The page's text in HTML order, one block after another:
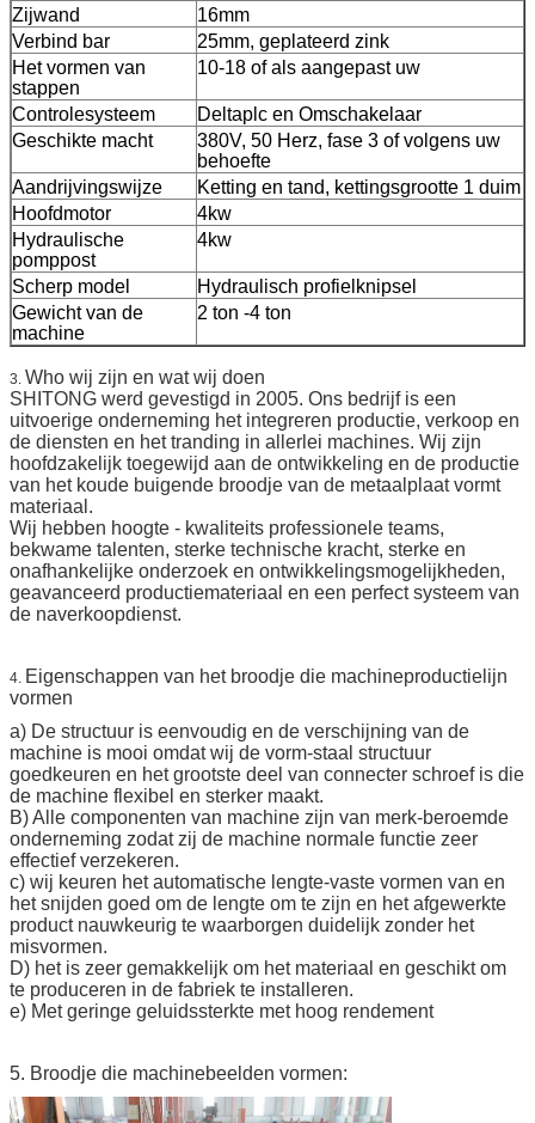
Zijwand
16mm
Verbind bar
25mm, geplateerd zink
Het vormen van
stappen
10-18 of als aangepast uw
Controlesysteem
Deltaplc en Omschakelaar
Geschikte macht
380V, 50 Herz, fase 3 of volgens uw
behoefte
Aandrijvingswijze
Ketting en tand, kettingsgrootte 1 duim
Hoofdmotor
4kw
Hydraulische
pomppost
4kw
Scherp model
Hydraulisch profielknipsel
Gewicht van de
machine
2 ton -4 ton
3. Who wij zijn en wat wij doen
SHITONG werd gevestigd in 2005. Ons bedrijf is een
uitvoerige onderneming het integreren productie, verkoop en
de diensten en het tranding in allerlei machines. Wij zijn
hoofdzakelijk toegewijd aan de ontwikkeling en de productie
van het koude buigende broodje van de metaalplaat vormt
materiaal.
Wij hebben hoogte - kwaliteits professionele teams,
bekwame talenten, sterke technische kracht, sterke en
onafhankelijke onderzoek en ontwikkelingsmogelijkheden,
geavanceerd productiemateriaal en een perfect systeem van
de naverkoopdienst.
4. Eigenschappen van het broodje die machineproductielijn
vormen
a) De structuur is eenvoudig en de verschijning van de
machine is mooi omdat wij de vorm-staal structuur
goedkeuren en het grootste deel van connecter schroef is die
de machine flexibel en sterker maakt.
B) Alle componenten van machine zijn van merk-beroemde
onderneming zodat zij de machine normale functie zeer
effectief verzekeren.
c) wij keuren het automatische lengte-vaste vormen van en
het snijden goed om de lengte om te zijn en het afgewerkte
product nauwkeurig te waarborgen duidelijk zonder het
misvormen.
D) het is zeer gemakkelijk om het materiaal en geschikt om
te produceren in de fabriek te installeren.
e) Met geringe geluidssterkte met hoog rendement
5. Broodje die machinebeelden vormen: